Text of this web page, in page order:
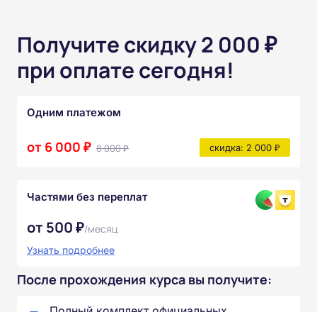
Получите скидку 2 000 ₽
при оплате сегодня!
Одним платежом
от 6 000 ₽ 8 000 ₽ скидка: 2 000 ₽
Частями без переплат
от 500 ₽/месяц
Узнать подробнее
После прохождения курса вы получите: